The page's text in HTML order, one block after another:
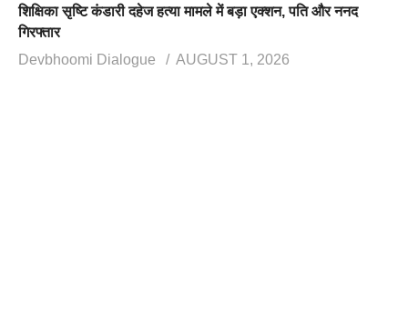
शिक्षिका सृष्टि कंडारी दहेज हत्या मामले में बड़ा एक्शन, पति और ननद
गिरफ्तार
Devbhoomi Dialogue
AUGUST 1, 2026